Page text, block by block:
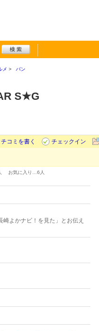
メ パン
S★G
チコミを書く
チェックイン
お気に入り… 6人
よかナビ！を見た」とお伝え